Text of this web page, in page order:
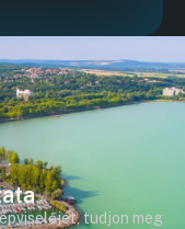
tudjon meg